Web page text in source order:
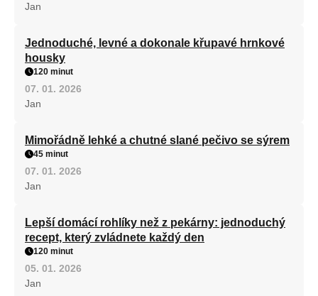
Jan
Jednoduché, levné a dokonale křupavé hrnkové
housky
120 minut
07. 01. 2026
Jan
Mimořádně lehké a chutné slané pečivo se sýrem
45 minut
07. 01. 2026
Jan
Lepší domácí rohlíky než z pekárny: jednoduchý
recept, který zvládnete každý den
120 minut
05. 01. 2026
Jan